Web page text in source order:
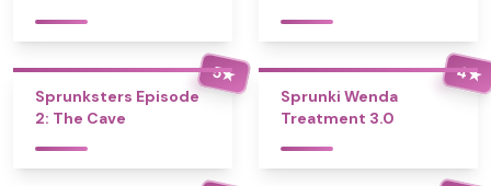
5★
Sprunksters Episode
2: The Cave
4★
Sprunki Wenda
Treatment 3.0